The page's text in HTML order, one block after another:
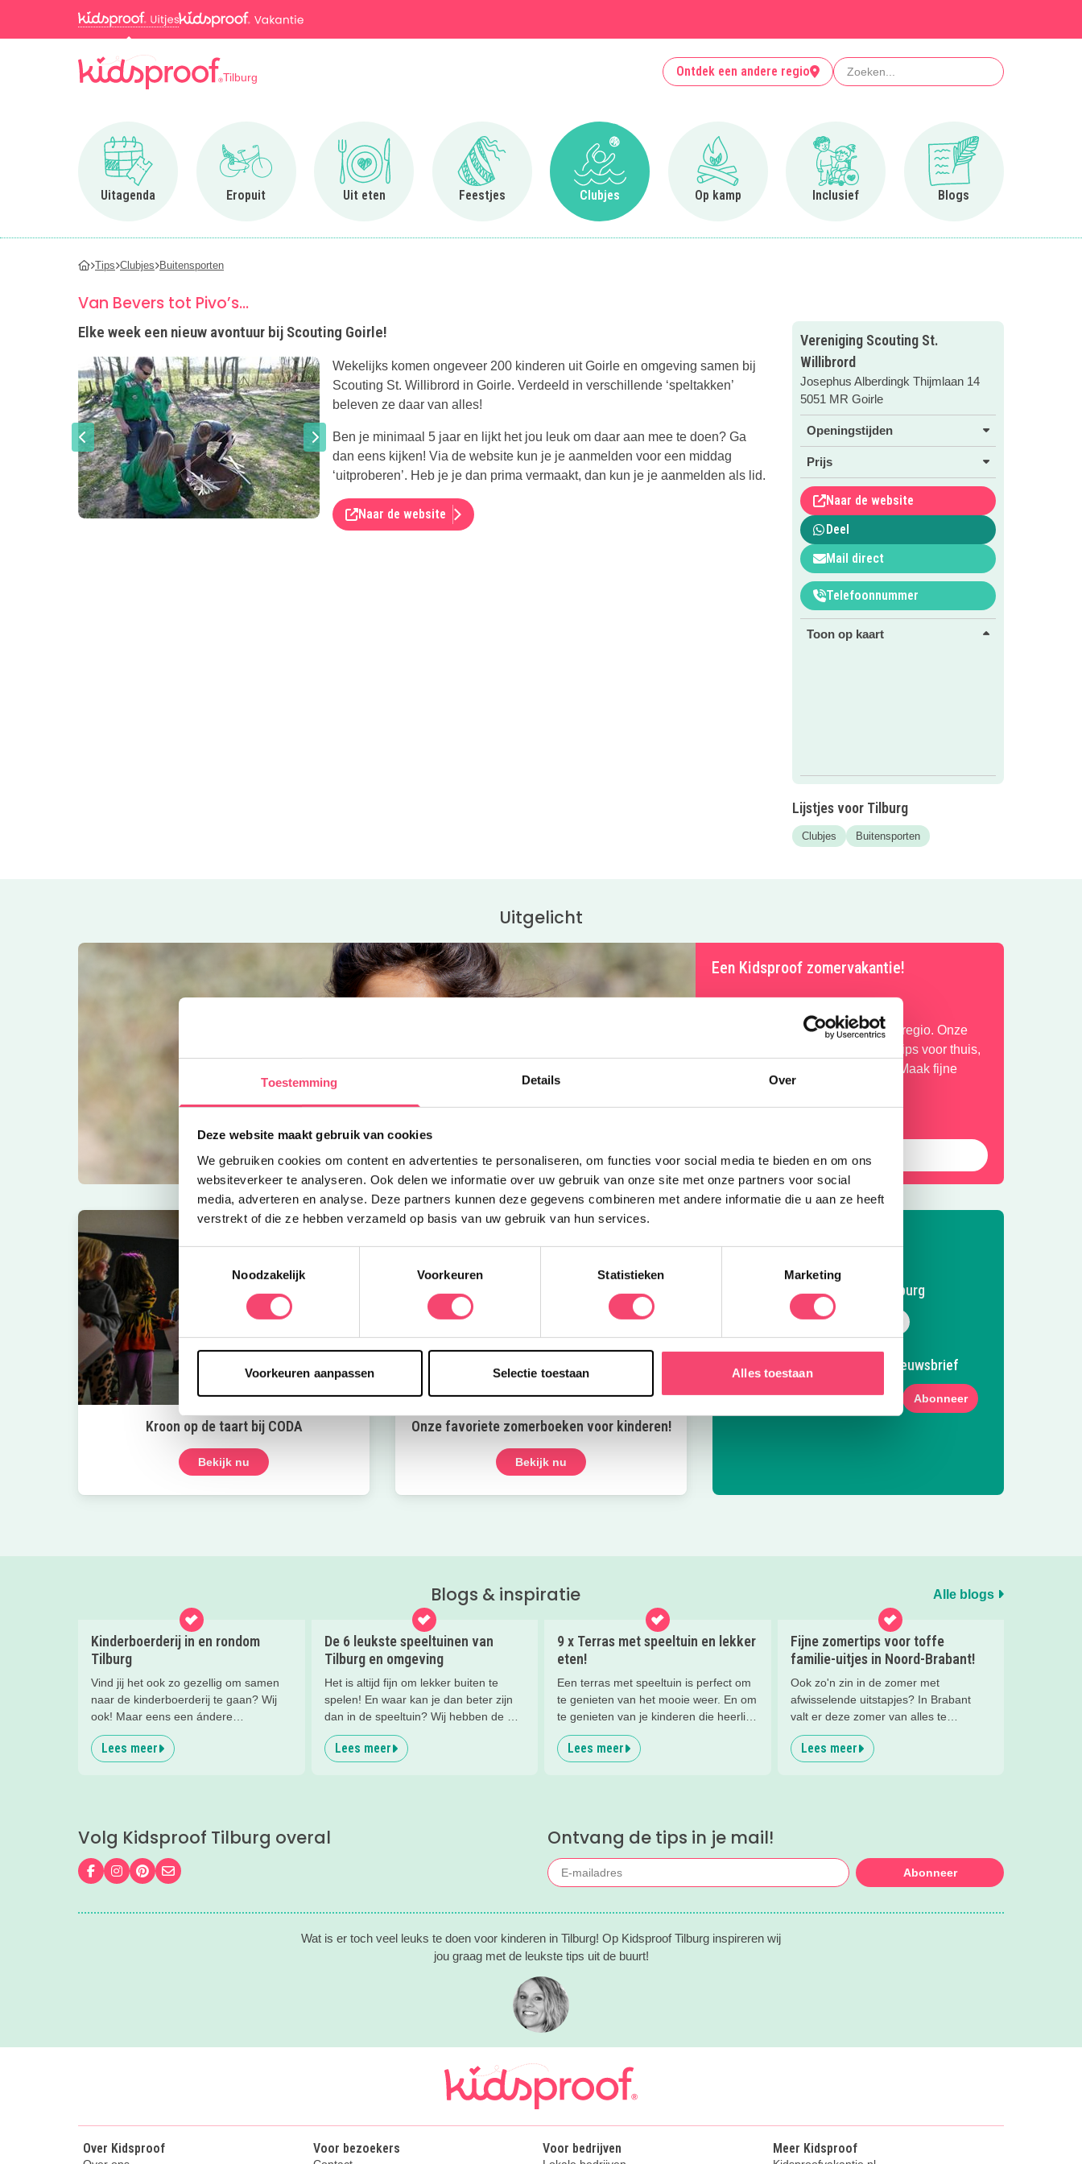
Toestemming Details Over
Deze website maakt gebruik van cookies
We gebruiken cookies om content en advertenties te personaliseren, om functies voor social media te bieden en om ons
websiteverkeer te analyseren. Ook delen we informatie over uw gebruik van onze site met onze partners voor social
media, adverteren en analyse. Deze partners kunnen deze gegevens combineren met andere informatie die u aan ze heeft
verstrekt of die ze hebben verzameld op basis van uw gebruik van hun services.
Noodzakelijk
Voorkeuren Statistieken Marketing
Voorkeuren aanpassen Selectie toestaan Alles toestaan
Tilburg Ontdek een andere regio Zoeken
Uitagenda
Ga naar Uitagenda
Eropuit
Ga naar Eropuit
Uit eten
Ga naar Uit eten
Feestjes
Ga naar Feestjes
Clubjes
Ga naar Clubjes
Op kamp
Ga naar Op kamp
Inclusief
Ga naar Inclusief
Blogs
Ga naar Blogs
Tips Clubjes Buitensporten
Van Bevers tot Pivo’s…
Elke week een nieuw avontuur bij Scouting Goirle!
Wekelijks komen ongeveer 200 kinderen uit Goirle en omgeving samen bij
Scouting St. Willibrord in Goirle. Verdeeld in verschillende ‘speltakken’
beleven ze daar van alles!
Ben je minimaal 5 jaar en lijkt het jou leuk om daar aan mee te doen? Ga
dan eens kijken! Via de website kun je je aanmelden voor een middag
‘uitproberen’. Heb je je dan prima vermaakt, dan kun je je aanmelden als lid.
Naar de website
Vereniging Scouting St.
Willibrord
Josephus Alberdingk Thijmlaan 14
5051 MR Goirle
Openingstijden
Prijs
Naar de website
Deel
Mail direct
Telefoonnummer
Toon op kaart
Lijstjes voor Tilburg
Clubjes Buitensporten
Uitgelicht
Een Kidsproof zomervakantie!
Zomervakantie in onze prachtige regio. Onze
website staat vol met toffe uitjes, tips voor thuis,
zomerse of regenachtige dagen. Maak fijne
herinneringen met elkaar.
Naar de tips!
Kroon op de taart bij CODA
Bekijk nu
Onze favoriete zomerboeken voor kinderen!
Bekijk nu
Volg Kidsproof Tilburg
Volg ons op Facebook
Volg ons op Instagram
Volg ons op Pinterest
Mail ons
Meld je aan voor onze nieuwsbrief
Abonneer
Blogs & inspiratie Alle blogs
Kinderboerderij in en rondom
Tilburg
Vind jij het ook zo gezellig om samen
naar de kinderboerderij te gaan? Wij
ook! Maar eens een ándere
kinderboerderij is wel zo leuk voor de
afwisseling. Daarom hebben wij voor
Lees meer
De 6 leukste speeltuinen van
Tilburg en omgeving
Het is altijd fijn om lekker buiten te
spelen! En waar kan je dan beter zijn
dan in de speeltuin? Wij hebben de
speeltuinen in de omgeving van Tilburg
voor je op een rij gezet.
Lees meer
9 x Terras met speeltuin en lekker
eten!
Een terras met speeltuin is perfect om
te genieten van het mooie weer. En om
te genieten van je kinderen die heerlijk
aan het spelen zijn in de speeltuin
terwijl jij geniet van het eten en
is makkelijk een super fijn plekje
Lees meer
Fijne zomertips voor toffe
familie-uitjes in Noord-Brabant!
Ook zo'n zin in de zomer met
afwisselende uitstapjes? In Brabant
valt er deze zomer van alles te
beleven. Trek erop uit in de prachtige
natuur, ga voor een actief uitje, een
Lees meer
Volg Kidsproof Tilburg overal
Volg ons op Facebook
Volg ons op Instagram
Volg ons op Pinterest
Mail ons
Ontvang de tips in je mail!
Abonneer
Wat is er toch veel leuks te doen voor kinderen in Tilburg! Op Kidsproof Tilburg inspireren wij
jou graag met de leukste tips uit de buurt!
Over Kidsproof Voor bezoekers Voor bedrijven Meer Kidsproof